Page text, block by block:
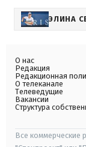
ЭЛИНА
О нас
Редакция
Редакционная
О телеканале
Телеведущие
Вакансии
Структура
Все коммерческие